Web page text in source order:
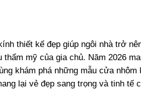
thiết kế đẹp giúp ngôi nhà trở
mỹ của gia chủ. Năm 2026
khám phá những mẫu cửa nhôm
lại vẻ đẹp sang trọng và tinh tế